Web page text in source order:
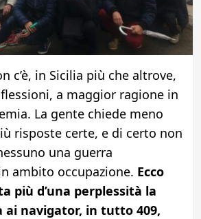
c’è, in Sicilia più che altrove,
a maggior ragione in
La gente chiede meno
risposte certe, e di certo non
una guerra
ambito occupazione. Ecco
più d’una perplessità la
ai navigator, in tutto 409,